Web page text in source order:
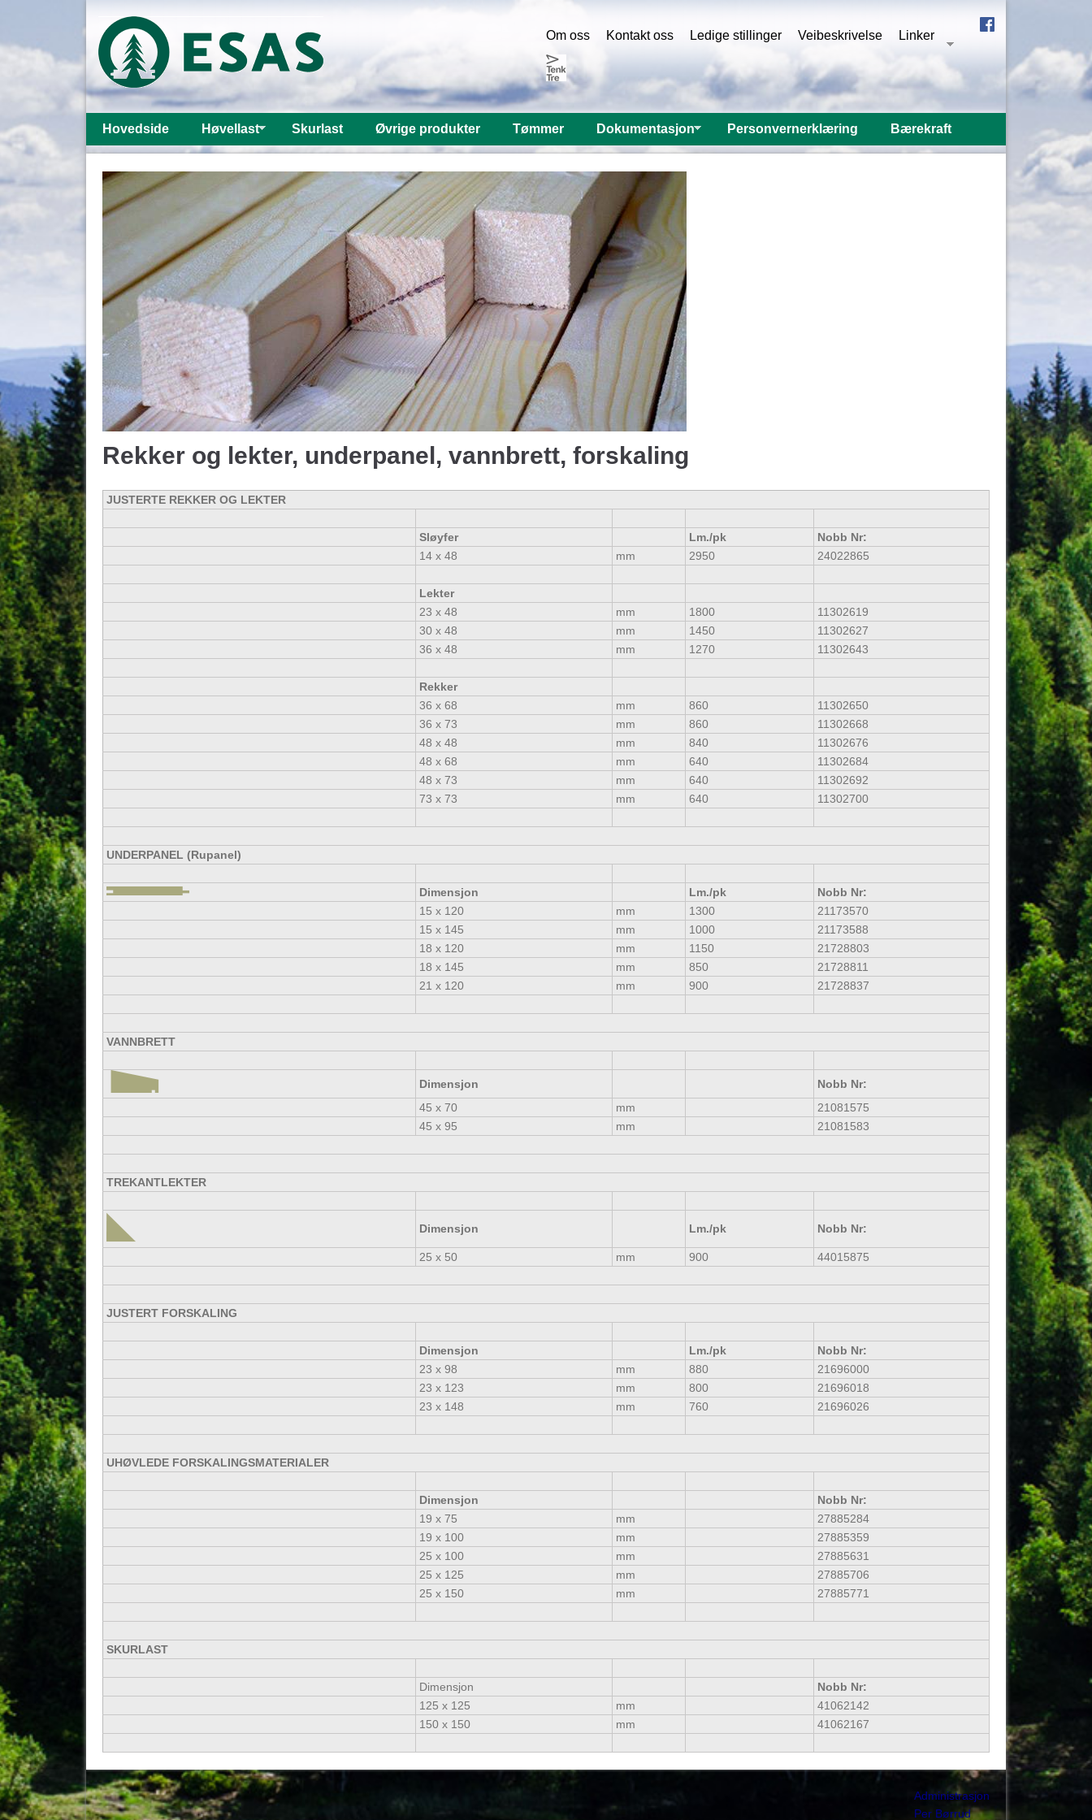
Om oss Kontakt oss Ledige stillinger Veibeskrivelse Linker
Hovedside Høvellast Skurlast Øvrige produkter Tømmer Dokumentasjon Personvernerklæring Bærekraft
Rekker og lekter, underpanel, vannbrett, forskaling
JUSTERTE REKKER OG LEKTER
Sløyfer Lm./pk
Nobb Nr:
14 x 48
mm 2950 24022865
Lekter
23 x 48
mm 1800
11302619
30 x 48
mm 1450
11302627
36 x 48
mm 1270 11302643
Rekker
36 x 68
mm 860
11302650
36 x 73
mm 860
11302668
48 x 48
mm 840
11302676
48 x 68
mm 640
11302684
48 x 73
mm 640
11302692
73 x 73
mm 640 11302700
UNDERPANEL (Rupanel)
Dimensjon Lm./pk
Nobb Nr:
15 x 120
mm 1300
21173570
15 x 145
mm 1000
21173588
18 x 120
mm 1150
21728803
18 x 145
mm 850
21728811
21 x 120
mm 900 21728837
VANNBRETT
Dimensjon
Nobb Nr:
45 x 70
mm
21081575
45 x 95
mm 21081583
TREKANTLEKTER
Dimensjon Lm./pk Nobb Nr:
25 x 50 mm 900 44015875
JUSTERT FORSKALING
Dimensjon Lm./pk
Nobb Nr:
23 x 98
mm 880
21696000
23 x 123
mm 800
21696018
23 x 148
mm 760 21696026
UHØVLEDE FORSKALINGSMATERIALER
Dimensjon
Nobb Nr:
19 x 75
mm
27885284
19 x 100
mm
27885359
25 x 100
mm
27885631
25 x 125
mm
27885706
25 x 150
mm 27885771
SKURLAST
Dimensjon
Nobb Nr:
125 x 125
mm
41062142
150 x 150
mm 41062167
Administrasjon
Per Børrud